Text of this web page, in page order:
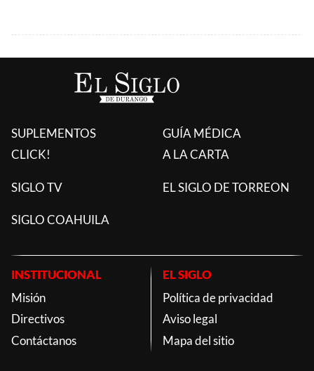
SUPLEMENTOS
CLICK!
GUÍA MÉDICA
A LA CARTA
SIGLO TV EL SIGLO DE TORREON
SIGLO COAHUILA
INSTITUCIONAL
Misión
Directivos
Contáctanos
EL SIGLO
Política de privacidad
Aviso legal
Mapa del sitio